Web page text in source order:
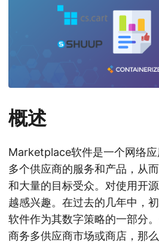
概述
Marketplace软件是一个网络
多个供应商的服务和产品，从
和大量的目标受众。对使用开
越感兴趣。在过去的几年中，
软件作为其数字策略的一部分
商务多供应商市场或商店，那